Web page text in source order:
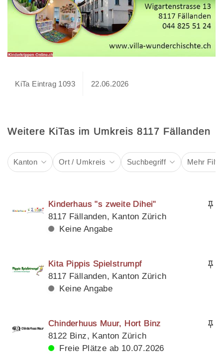
KiTa Eintrag 1093 22.06.2026
Weitere KiTas im Umkreis 8117 Fällanden
Kanton Ort / Umkreis Suchbegriff Mehr
Kinderhaus "s zweite Dihei"
8117 Fällanden, Kanton Zürich
Keine Angabe
Kita Pippis Spielstrumpf
8117 Fällanden, Kanton Zürich
Keine Angabe
Chinderhuus Muur, Hort Binz
8122 Binz, Kanton Zürich
Freie Plätze ab 10.07.2026